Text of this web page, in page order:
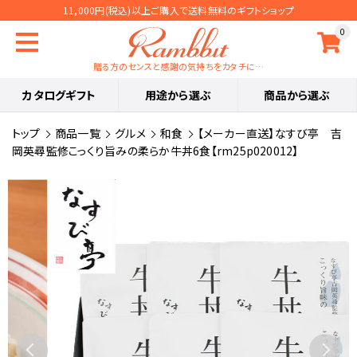
11,000円(税込)以上ご購入で送料無料のギフトショップ
0
贈る方のセンスと感謝の気持ちをカタチに…
カタログギフト 用途から選ぶ 商品から選ぶ
トップ 商品一覧 グルメ 和食
【メーカー直送】なすび亭 吉
岡英尋監修こっくり旨みの柔らか牛丼6食【rm25p020012】